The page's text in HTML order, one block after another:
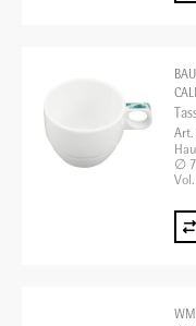
Art.
∅
Vol.